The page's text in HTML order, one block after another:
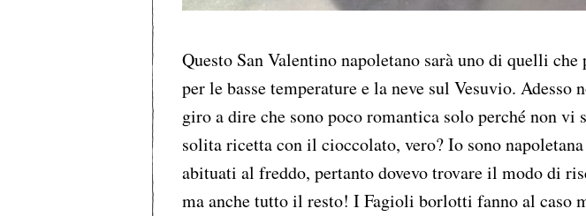
Questo San Valentino napoletano sarà uno di quelli che
per le basse temperature e la neve sul Vesuvio. Adesso
giro a dire che sono poco romantica solo perché non vi
solita ricetta con il cioccolato, vero? Io sono
abituati al freddo, pertanto dovevo trovare il modo di
ma anche tutto il resto! I Fagioli borlotti fanno al caso